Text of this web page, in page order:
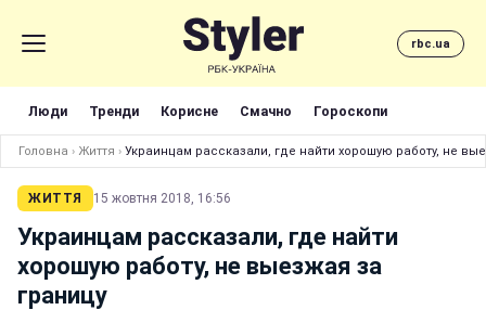
rbc.ua
Люди Тренди Корисне Смачно Гороскопи
Головна › Життя › Украинцам рассказали, где найти хорошую работу, не
ЖИТТЯ 15 жовтня 2018, 16:56
Украинцам рассказали, где найти
хорошую работу, не выезжая за
границу